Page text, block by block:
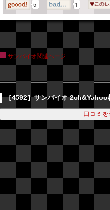
5 1
サンバイオ関連ページ
［4592］サンバイオ 2ch&Yahoo